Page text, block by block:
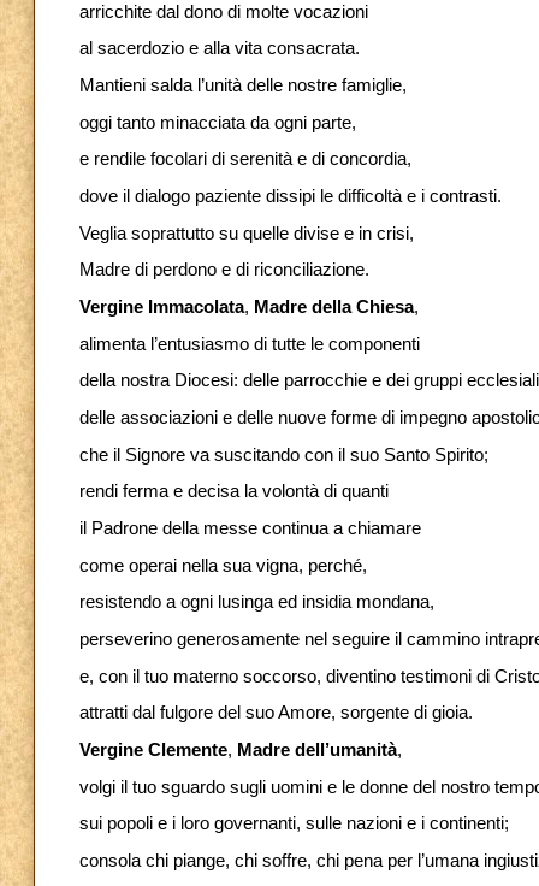
arricchite dal dono di molte vocazioni
al sacerdozio e alla vita consacrata.
Mantieni salda l’unità delle nostre famiglie,
oggi tanto minacciata da ogni parte,
e rendile focolari di serenità e di concordia,
dove il dialogo paziente dissipi le difficoltà e i contrasti.
Veglia soprattutto su quelle divise e in crisi,
Madre di perdono e di riconciliazione.
Vergine Immacolata, Madre della Chiesa,
alimenta l’entusiasmo di tutte le componenti
della nostra Diocesi: delle parrocchie e dei gruppi
delle associazioni e delle nuove forme di impegno
che il Signore va suscitando con il suo Santo Spirito;
rendi ferma e decisa la volontà di quanti
il Padrone della messe continua a chiamare
come operai nella sua vigna, perché,
resistendo a ogni lusinga ed insidia mondana,
perseverino generosamente nel seguire il cammino
e, con il tuo materno soccorso, diventino testimoni di
attratti dal fulgore del suo Amore, sorgente di gioia.
Vergine Clemente, Madre dell’umanità,
volgi il tuo sguardo sugli uomini e le donne del nostro
sui popoli e i loro governanti, sulle nazioni e i continenti;
consola chi piange, chi soffre, chi pena per l’umana